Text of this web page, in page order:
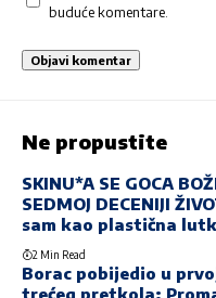
buduće komentare.
Ne propustite
SKINU*A SE GOCA
SEDMOJ DECENIJI
sam kao plastična
2 Min Read
Borac pobijedio u
trećeg pretkola: